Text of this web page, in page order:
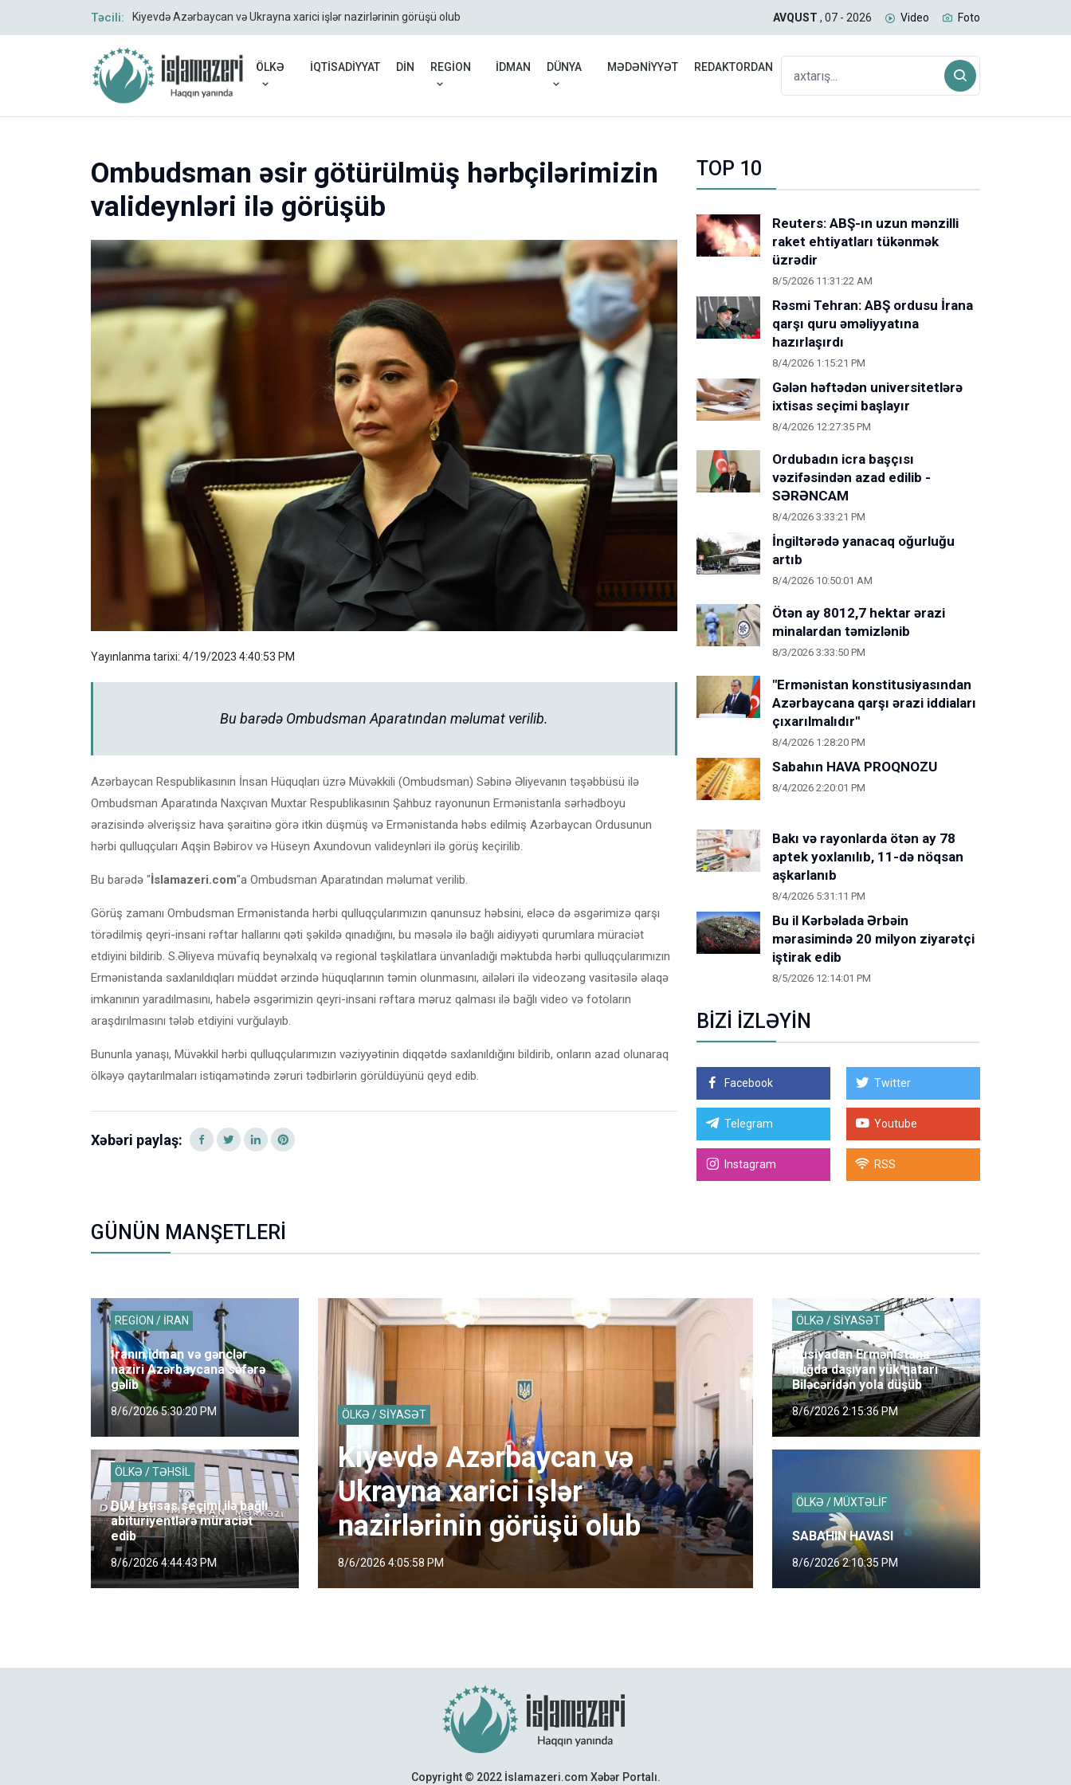
Təcili: Kiyevdə Azərbaycan və Ukrayna xarici işlər nazirlərinin görüşü olub Rusiyadan Ermənistana buğda daşıyan yük qatarı Biləcəridən yola düşüb
AVQUST , 07 - 2026 Video Foto
ÖLKƏ İQTİSADİYYAT DİN REGİON İDMAN DÜNYA MƏDƏNİYYƏT REDAKTORDAN
Ombudsman əsir götürülmüş hərbçilərimizin
valideynləri ilə görüşüb
Yayınlanma tarixi: 4/19/2023 4:40:53 PM
Bu barədə Ombudsman Aparatından məlumat verilib.
Azərbaycan Respublikasının İnsan Hüquqları üzrə Müvəkkili (Ombudsman) Səbinə Əliyevanın təşəbbüsü ilə
Ombudsman Aparatında Naxçıvan Muxtar Respublikasının Şahbuz rayonunun Ermənistanla sərhədboyu
ərazisində əlverişsiz hava şəraitinə görə itkin düşmüş və Ermənistanda həbs edilmiş Azərbaycan Ordusunun
hərbi qulluqçuları Aqşin Bəbirov və Hüseyn Axundovun valideynləri ilə görüş keçirilib.
Bu barədə "İslamazeri.com"a Ombudsman Aparatından məlumat verilib.
Görüş zamanı Ombudsman Ermənistanda hərbi qulluqçularımızın qanunsuz həbsini, eləcə də əsgərimizə qarşı
törədilmiş qeyri-insani rəftar hallarını qəti şəkildə qınadığını, bu məsələ ilə bağlı aidiyyəti qurumlara müraciət
etdiyini bildirib. S.Əliyeva müvafiq beynəlxalq və regional təşkilatlara ünvanladığı məktubda hərbi qulluqçularımızın
Ermənistanda saxlanıldıqları müddət ərzində hüquqlarının təmin olunmasını, ailələri ilə videozəng vasitəsilə əlaqə
imkanının yaradılmasını, habelə əsgərimizin qeyri-insani rəftara məruz qalması ilə bağlı video və fotoların
araşdırılmasını tələb etdiyini vurğulayıb.
Bununla yanaşı, Müvəkkil hərbi qulluqçularımızın vəziyyətinin diqqətdə saxlanıldığını bildirib, onların azad olunaraq
ölkəyə qaytarılmaları istiqamətində zəruri tədbirlərin görüldüyünü qeyd edib.
Xəbəri paylaş:
TOP 10
Reuters: ABŞ-ın uzun mənzilli
raket ehtiyatları tükənmək
üzrədir
8/5/2026 11:31:22 AM
Rəsmi Tehran: ABŞ ordusu İrana
qarşı quru əməliyyatına
hazırlaşırdı
8/4/2026 1:15:21 PM
Gələn həftədən universitetlərə
ixtisas seçimi başlayır
8/4/2026 12:27:35 PM
Ordubadın icra başçısı
vəzifəsindən azad edilib -
SƏRƏNCAM
8/4/2026 3:33:21 PM
İngiltərədə yanacaq oğurluğu
artıb
8/4/2026 10:50:01 AM
Ötən ay 8012,7 hektar ərazi
minalardan təmizlənib
8/3/2026 3:33:50 PM
"Ermənistan konstitusiyasından
Azərbaycana qarşı ərazi iddiaları
çıxarılmalıdır"
8/4/2026 1:28:20 PM
Sabahın HAVA PROQNOZU
8/4/2026 2:20:01 PM
Bakı və rayonlarda ötən ay 78
aptek yoxlanılıb, 11-də nöqsan
aşkarlanıb
8/4/2026 5:31:11 PM
Bu il Kərbəlada Ərbəin
mərasimində 20 milyon ziyarətçi
iştirak edib
8/5/2026 12:14:01 PM
BİZİ İZLƏYİN
Facebook Twitter
Telegram Youtube
Instagram RSS
GÜNÜN MANŞETLERİ
REGİON / İRAN
İranın idman və gənclər
naziri Azərbaycana səfərə
gəlib
8/6/2026 5:30:20 PM
ÖLKƏ / TƏHSİL
DİM İxtisas seçimi ilə bağlı
abituriyentlərə müraciət
edib
8/6/2026 4:44:43 PM
ÖLKƏ / SİYASƏT
Kiyevdə Azərbaycan və
Ukrayna xarici işlər
nazirlərinin görüşü olub
8/6/2026 4:05:58 PM
ÖLKƏ / SİYASƏT
Rusiyadan Ermənistana
buğda daşıyan yük qatarı
Biləcəridən yola düşüb
8/6/2026 2:15:36 PM
ÖLKƏ / MÜXTƏLİF
SABAHIN HAVASI
8/6/2026 2:10:35 PM
Copyright © 2022 İslamazeri.com Xəbər Portalı.